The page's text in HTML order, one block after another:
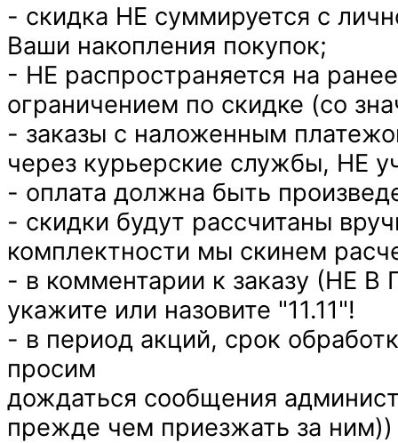
- скидка НЕ суммируется с
Ваши накопления покупок;
- НЕ распространяется на
ограничением по скидке (со
- заказы с наложенным
через курьерские службы, НЕ
- оплата должна быть
- скидки будут рассчитаны
комплектности мы скинем
- в комментарии к заказу (НЕ
укажите или назовите "11.11"!
- в период акций, срок
просим
дождаться сообщения
прежде чем приезжать за